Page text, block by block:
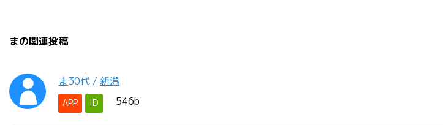
まの関連投稿
ま30代 / 新潟
APP ID 546b